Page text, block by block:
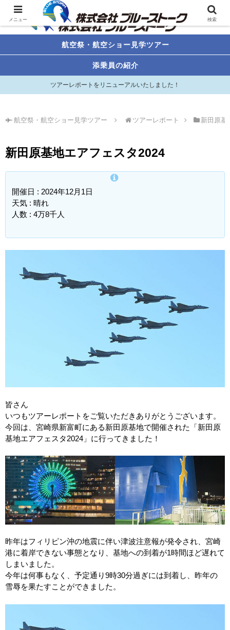
航空祭・航空ショー見学ツアー
添乗員の紹介
ツアーレポートをリニューアルいたしました！
航空祭・航空ショー見学ツアー ツアーレポート 新田原基
新田原基地エアフェスタ2024
開催日 : 2024年12月1日
天気 : 晴れ
人数 : 4万8千人
皆さん
いつもツアーレポートをご覧いただきありがとうございます。
今回は、宮崎県新富町にある新田原基地で開催された「新田原
基地エアフェスタ2024」に行ってきました！
昨年はフィリピン沖の地震に伴い津波注意報が発令され、宮崎
港に着岸できない事態となり、基地への到着が1時間ほど遅れて
しまいました。
今年は何事もなく、予定通り9時30分過ぎには到着し、昨年の
雪辱を果たすことができました。
メニュー 検索